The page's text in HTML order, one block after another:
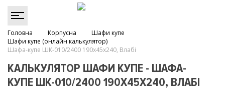
Головна Корпусна
Шафи купе
Шафи купе (онлайн калькулятор)
Шафа-купе ШК-010/2400 190х45х240, Влабі
КАЛЬКУЛЯТОР ШАФИ КУПЕ - ШАФА-
КУПЕ ШК-010/2400 190Х45Х240, ВЛАБІ